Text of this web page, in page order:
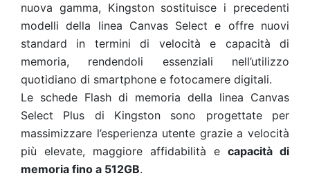
nuova gamma, Kingston sostituisce i precedenti
modelli della linea Canvas Select e offre nuovi
standard in termini di velocità e capacità di
memoria, rendendoli essenziali nell’utilizzo
quotidiano di smartphone e fotocamere digitali.
Le schede Flash di memoria della linea Canvas
Select Plus di Kingston sono progettate per
massimizzare l’esperienza utente grazie a velocità
più elevate, maggiore affidabilità e capacità di
memoria fino a 512GB.